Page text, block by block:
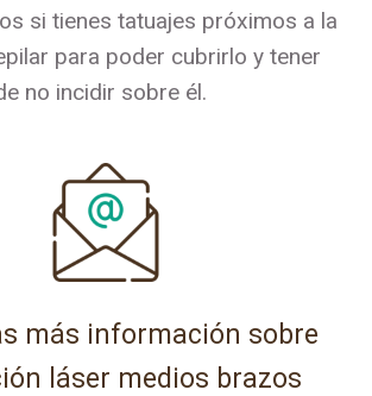
si tienes tatuajes próximos a la
para poder cubrirlo y tener
no incidir sobre él.
más información sobre
láser medios brazos